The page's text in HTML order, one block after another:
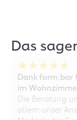
Das
Dank form.bar
im
Die Beratung
allem unser